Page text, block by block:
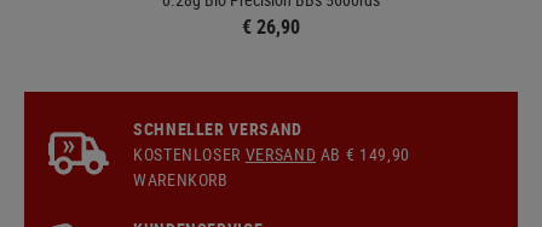
€ 26,90
SCHNELLER VERSAND
KOSTENLOSER VERSAND AB € 149,90
WARENKORB